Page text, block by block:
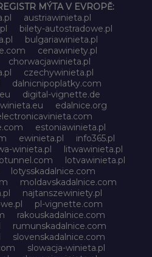
MÝTA V EVROPĚ:
austriawinieta.pl
bilety-autostradowe.pl
bulgariawinieta.pl
cenawiniety.pl
chorwacjawinieta.pl
czechywinieta.pl
dalnicnipoplatky.com
digital-vignette.de
edalnice.org
estoniawinieta.pl
ewinieta.pl
info365.pl
winieta.pl
litwawinieta.pl
lotvawinieta.pl
lotysskadalnice.com
moldavskadalnice.com
najtanszewiniety.pl
pl-vignette.com
rakouskadalnice.com
rumunskadalnice.com
slovenskadalnice.com
slowacja-winieta.pl